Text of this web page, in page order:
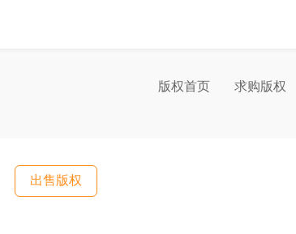
版权首页 求购版权
出售版权